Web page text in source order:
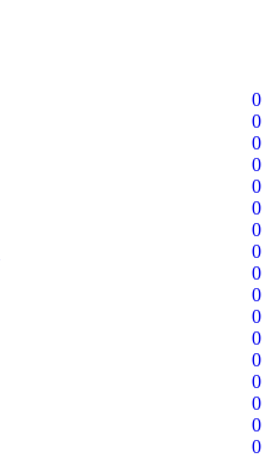
0
0
0
0
0
0
0
0
0
0
0
0
0
0
0
0
0